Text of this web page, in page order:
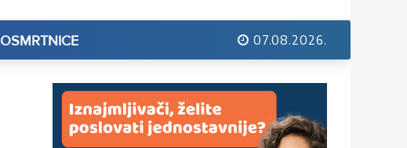
OSMRTNICE 07.08.2026.